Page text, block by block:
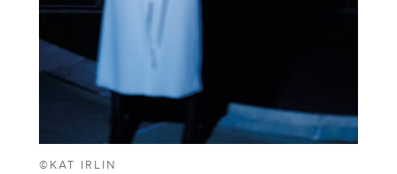
©KAT IRLIN